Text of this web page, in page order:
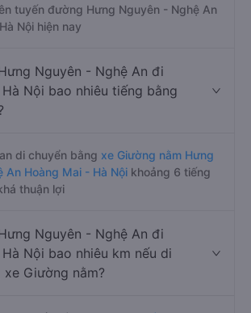
tuyến đường Hưng Nguyên - Nghệ An
Nội hiện nay
Nguyên - Nghệ An đi
Nội bao nhiêu tiếng bằng
di chuyển bằng xe Giường nằm Hưng
An Hoàng Mai - Hà Nội khoảng 6 tiếng
thuận lợi
Nguyên - Nghệ An đi
Nội bao nhiêu km nếu di
xe Giường nằm?